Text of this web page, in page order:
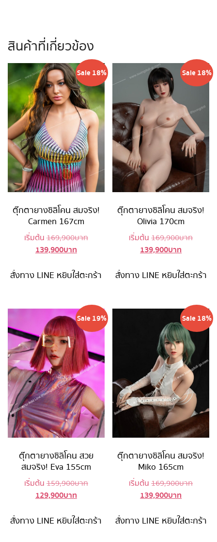
สินค้าที่เกี่ยวข้อง
Sale 18%
ตุ๊กตายางซิลิโคน สมจริง!
Carmen 167cm
เริ่มต้น 169,900บาทOriginal
169,900 บาท.
139,900บาทCurrent
is:
สั่งทาง LINE หยิบใส่ตะกร้า
Sale 18%
ตุ๊กตายางซิลิโคน สมจริง!
Olivia 170cm
เริ่มต้น169,900บาท
139,900บาท
is:
สั่งทาง LINE หยิบใส่ตะกร้า
Sale 19%
ตุ๊กตายางซิลิโคน สวย
สมจริง! Eva 155cm
เริ่มต้น 159,900บาทOriginal
159,900 บาท.
129,900บาทCurrent
is:
สั่งทาง LINE หยิบใส่ตะกร้า
Sale 18%
ตุ๊กตายางซิลิโคน สมจริง!
Miko 165cm
เริ่มต้น169,900บาท
139,900บาท
is:
สั่งทาง LINE หยิบใส่ตะกร้า